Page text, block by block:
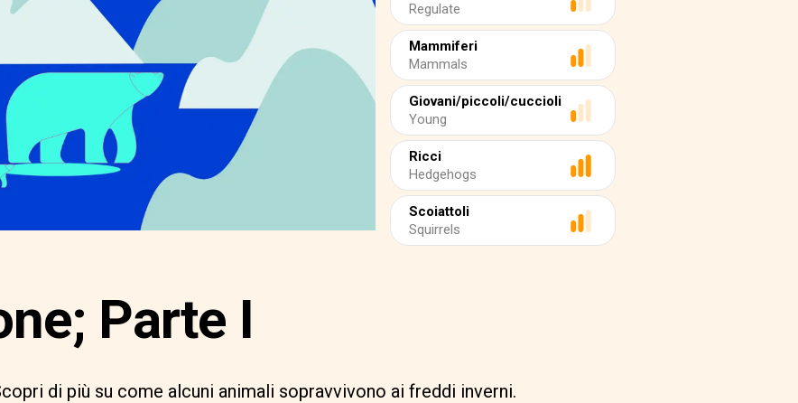
Regulate
Mammiferi
Mammals
Giovani/piccoli/cuccioli
Young
Ricci
Hedgehogs
Scoiattoli
Squirrels
Parte I
di più su come alcuni animali sopravvivono ai freddi inverni.